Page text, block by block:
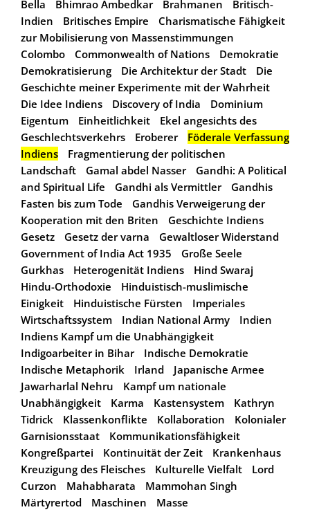
Bella
Bhimrao Ambedkar Brahmanen
Britisch-
Indien
Britisches Empire
Charismatische Fähigkeit
zur Mobilisierung von Massenstimmungen
Colombo
Commonwealth of Nations
Demokratie
Demokratisierung
Die Architektur der Stadt
Die
Geschichte meiner Experimente mit der Wahrheit
Die Idee Indiens
Discovery of India
Dominium
Eigentum
Einheitlichkeit
Ekel angesichts des
Geschlechtsverkehrs
Eroberer
Föderale Verfassung
Indiens
Fragmentierung der politischen
Landschaft
Gamal abdel Nasser
Gandhi: A Political
and Spiritual Life
Gandhi als Vermittler
Gandhis
Fasten bis zum Tode
Gandhis Verweigerung der
Kooperation mit den Briten
Geschichte Indiens
Gesetz
Gesetz der varna
Gewaltloser Widerstand
Government of India Act 1935
Große Seele
Gurkhas
Heterogenität Indiens
Hind Swaraj
Hindu-Orthodoxie
Hinduistisch-muslimische
Einigkeit
Hinduistische Fürsten
Imperiales
Wirtschaftssystem
Indian National Army
Indien
Indiens Kampf um die Unabhängigkeit
Indigoarbeiter in Bihar
Indische Demokratie
Indische Metaphorik
Irland
Japanische Armee
Jawarharlal Nehru
Kampf um nationale
Unabhängigkeit
Karma Kastensystem
Kathryn
Tidrick
Klassenkonflikte Kollaboration
Kolonialer
Garnisionsstaat
Kommunikationsfähigkeit
Kongreßpartei
Kontinuität der Zeit
Krankenhaus
Kreuzigung des Fleisches
Kulturelle Vielfalt
Lord
Curzon
Mahabharata
Mammohan Singh
Märtyrertod
Maschinen
Masse